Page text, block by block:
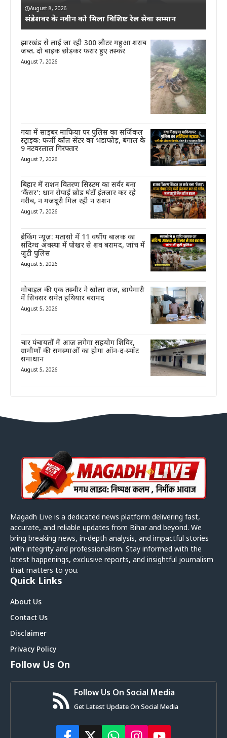
August 8, 2026
संडेशवर के नवीन को मिला विशिष्ट रेल सेवा सम्मान
झारखंड से लाई जा रही 300 लीटर महुआ शराब
जब्त. दो बाइक छोड़कर फरार हुए तस्कर
August 7, 2026
गया में साइबर माफिया पर पुलिस का सर्जिकल
स्ट्राइक: फर्जी कॉल सेंटर का भंडाफोड़, बंगाल के
9 नटवरलाल गिरफ्तार
August 7, 2026
बिहार में राशन वितरण सिस्टम का सर्वर बना
‘कैंसर’: धान रोपाई छोड़ घंटों इंतजार कर रहे
गरीब, न मजदूरी मिल रही न राशन
August 7, 2026
ब्रेकिंग न्यूज़: मतासो में 11 वर्षीय बालक का
संदिग्ध अवस्था में पोखर से शव बरामद, जांच में
जुटी पुलिस
August 5, 2026
मोबाइल की एक तस्वीर ने खोला राज, छापेमारी
में सिक्सर समेत हथियार बरामद
August 5, 2026
चार पंचायतों में आज लगेगा सहयोग शिविर,
ग्रामीणों की समस्याओं का होगा ऑन-द-स्पॉट
समाधान
August 5, 2026
Magadh Live is a dedicated news platform delivering fast,
accurate, and reliable updates from Bihar and beyond. We
bring breaking news, in-depth analysis, and impactful stories
with integrity and professionalism. Stay informed with the
latest happenings, exclusive reports, and insightful journalism
that matters to you.
Quick Links
About Us
Contact Us
Disclaimer
Privacy Policy
Follow Us On
Follow Us On Social Media
Get Latest Update On Social Media